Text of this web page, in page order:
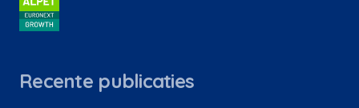
Recente publicaties